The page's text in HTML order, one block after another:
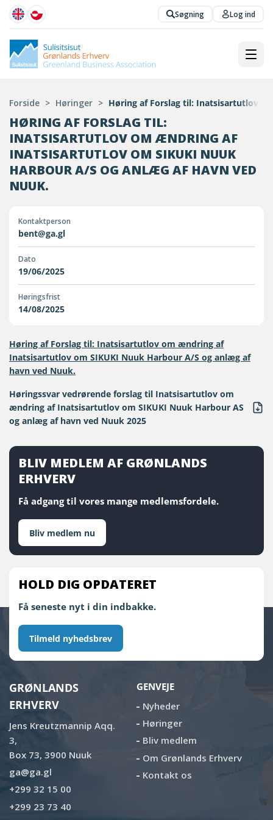
Søgning Log ind
Forside > Høringer > Høring af Forslag til: Inatsisartutlov
HØRING AF FORSLAG TIL:
INATSISARTUTLOV OM ÆNDRING AF
INATSISARTUTLOV OM SIKUKI NUUK
HARBOUR A/S OG ANLÆG AF HAVN VED
NUUK.
Kontaktperson
bent@ga.gl
Dato
19/06/2025
Høringsfrist
14/08/2025
Høring af Forslag til: Inatsisartutlov om ændring af
Inatsisartutlov om SIKUKI Nuuk Harbour A/S og anlæg af
havn ved Nuuk.
Høringssvar vedrørende forslag til Inatsisartutlov om
ændring af Inatsisartutlov om SIKUKI Nuuk Harbour AS
og anlæg af havn ved Nuuk 2025
BLIV MEDLEM AF GRØNLANDS
ERHVERV
Få adgang til vores mange medlemsfordele.
Bliv medlem nu
HOLD DIG OPDATERET
Få seneste nyt i din indbakke.
Tilmeld nyhedsbrev
GRØNLANDS
ERHVERV
Jens Kreutzmannip Aqq.
3,
Box 73, 3900 Nuuk
ga@ga.gl
+299 32 15 00
+299 23 73 40
GENVEJE
Nyheder
Høringer
Bliv medlem
Om Grønlands Erhverv
Kontakt os